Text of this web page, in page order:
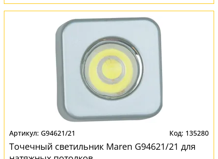
G94621/21 135280
Точечный светильник Maren G94621/21 для